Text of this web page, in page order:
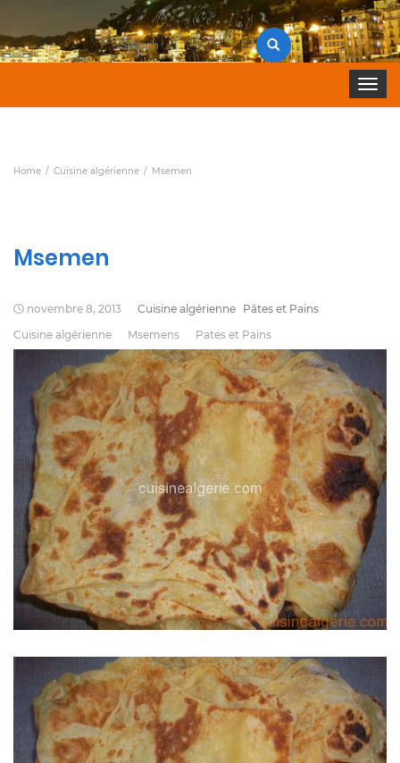
Search
for:
Toggle
Home Cuisine algérienne Msemen
Msemen
novembre 8, 2013 Cuisine algérienne
Pâtes et Pains
Cuisine algérienne
Msemens Pates et Pains